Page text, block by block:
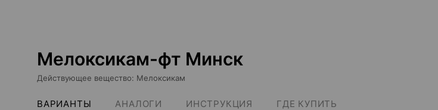
Мелоксикам-фт Минск
Действующее вещество: Мелоксикам
ВАРИАНТЫ АНАЛОГИ ИНСТРУКЦИЯ ГДЕ КУПИТЬ